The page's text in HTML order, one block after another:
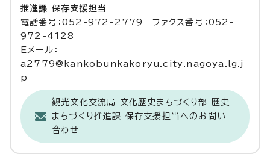
推進課 保存支援担当
電話番号：052-972-2779 ファクス番号：052-
972-4128
Eメール：
a2779@kankobunkakoryu.city.nagoya.lg.j
p
観光文化交流局 文化歴史まちづくり部 歴史
まちづくり推進課 保存支援担当へのお問い
合わせ